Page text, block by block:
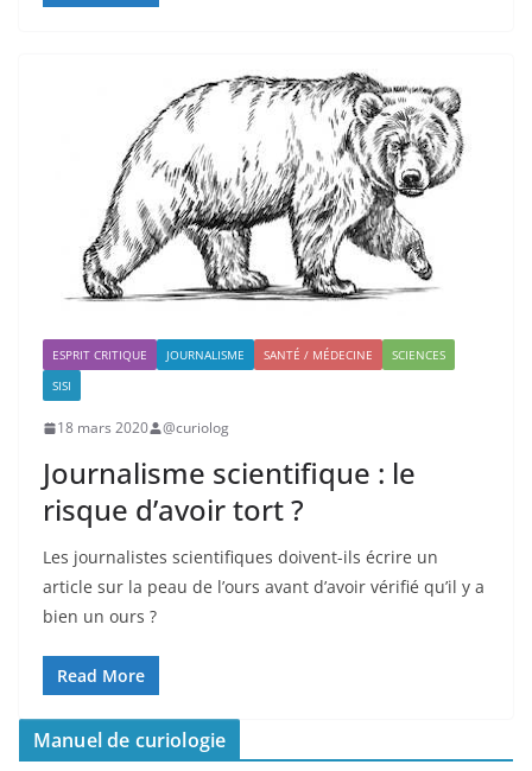
ESPRIT CRITIQUE JOURNALISME SANTÉ / MÉDECINE
SCIENCES
SISI
18 mars 2020 @curiolog
Journalisme scientifique : le
risque d’avoir tort ?
Les journalistes scientifiques doivent-ils écrire un
article sur la peau de l’ours avant d’avoir vérifié qu’il y a
bien un ours ?
Read More
Manuel de curiologie